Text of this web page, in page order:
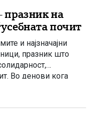
празник на
почит
и најзначајни
празник што
Во денови кога
неизвесност
за